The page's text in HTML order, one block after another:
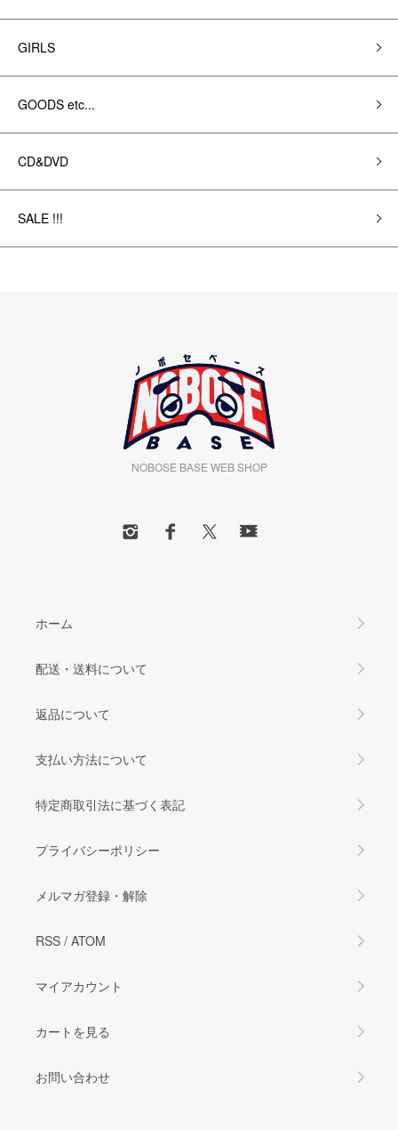
GIRLS
GOODS etc...
CD&DVD
SALE !!!
NOBOSE BASE WEB SHOP
ホーム
配送・送料について
返品について
支払い方法について
特定商取引法に基づく表記
プライバシーポリシー
メルマガ登録・解除
RSS / ATOM
マイアカウント
カートを見る
お問い合わせ